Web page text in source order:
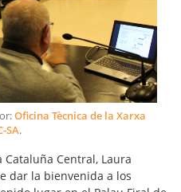
Oficina Tècnica de la Xarxa
SA.
Central, Laura
dar la bienvenida a los